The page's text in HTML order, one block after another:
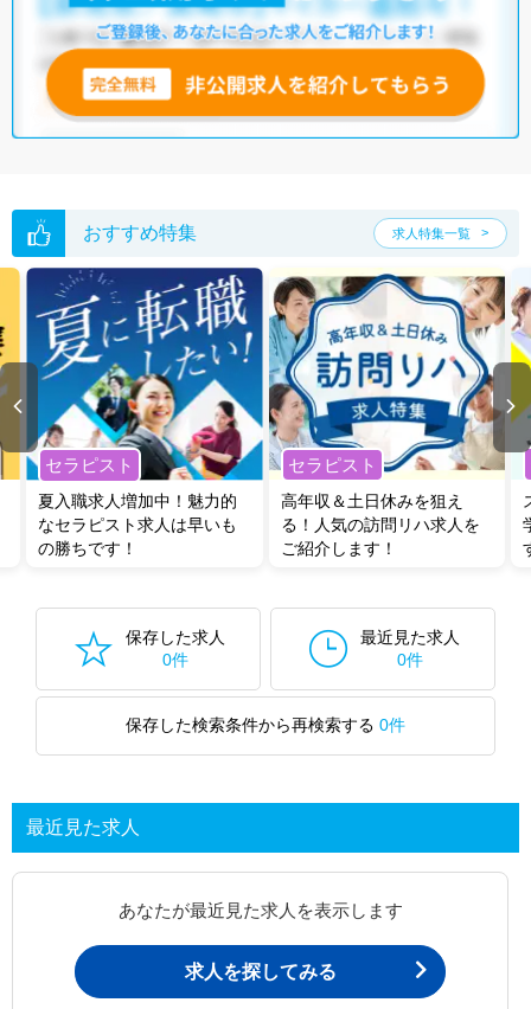
おすすめ特集 求人特集一覧
セラピスト
夏入職求人増加中！魅力的
なセラピスト求人は早いも
の勝ちです！
セラピスト
高年収＆土日休みを狙え
る！人気の訪問リハ求人を
ご紹介します！
保存した求人
0件
最近見た求人
0件
保存した検索条件から再検索する 0件
最近見た求人
あなたが最近見た求人を表示します
求人を探してみる